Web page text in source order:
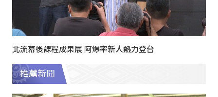
北流幕後課程成果展 阿爆率新人熱力登台
推薦新聞